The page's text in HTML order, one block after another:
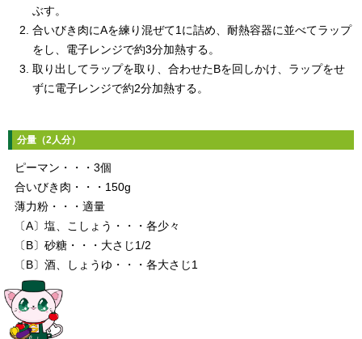
ぶす。
合いびき肉にAを練り混ぜて1に詰め、耐熱容器に並べてラップ
をし、電子レンジで約3分加熱する。
取り出してラップを取り、合わせたBを回しかけ、ラップをせ
ずに電子レンジで約2分加熱する。
分量（2人分）
ピーマン・・・3個
合いびき肉・・・150g
薄力粉・・・適量
〔A〕塩、こしょう・・・各少々
〔B〕砂糖・・・大さじ1/2
〔B〕酒、しょうゆ・・・各大さじ1